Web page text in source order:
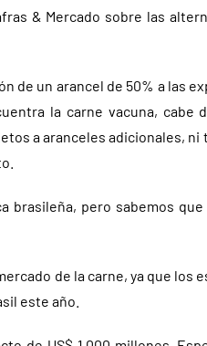
& Mercado sobre las
de un arancel de 50% a las
la carne vacuna, cabe
a aranceles adicionales, ni
brasileña, pero sabemos
de la carne, ya que los
este año.